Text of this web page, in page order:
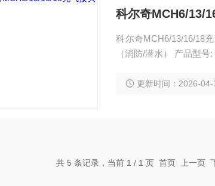
科尔奇MCH6/13/
科尔奇MCH6/13/16/18
（消防/潜水） 产品型
更新时间：2026-04-
共 5 条记录，当前 1 / 1 页 首页 上一页